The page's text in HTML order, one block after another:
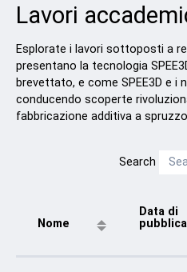
Lavori
Esplorate i lavori sottoposti a
presentano la tecnologia
brevettato, e come SPEE3D e i
conducendo scoperte
fabbricazione additiva a
Search
Nome
Data di